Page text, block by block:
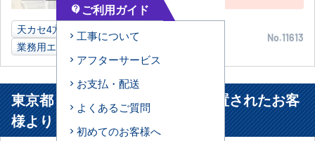
天カセ4方向 4馬力
業務用エアコン
No.11613
東京都 足立区 製造業事務所に設置されたお客
様より
contact_support ご利用ガイド
工事について
アフターサービス
お支払・配送
よくあるご質問
初めてのお客様へ